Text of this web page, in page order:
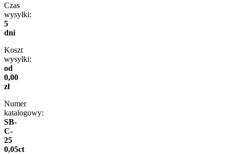
Czas
wysyłki:
5
dni
Koszt
wysyłki:
od
0,00
zł
Numer
katalogowy:
SB-
C-
25
0,05ct